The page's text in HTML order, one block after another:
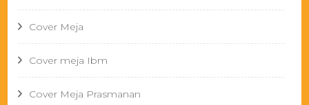
Cover Meja
Cover meja Ibm
Cover Meja Prasmanan